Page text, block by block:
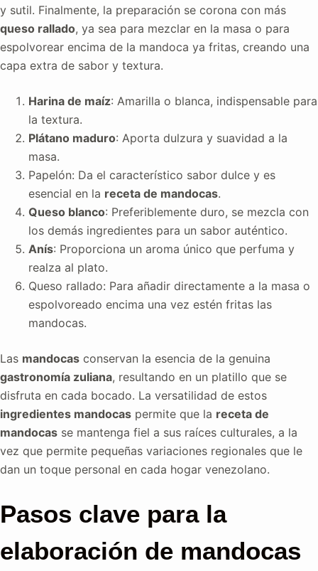
y sutil. Finalmente, la preparación se corona con más
queso rallado, ya sea para mezclar en la masa o para
espolvorear encima de la mandoca ya fritas, creando una
capa extra de sabor y textura.
Harina de maíz: Amarilla o blanca, indispensable para
la textura.
Plátano maduro: Aporta dulzura y suavidad a la
masa.
Papelón: Da el característico sabor dulce y es
esencial en la receta de mandocas.
Queso blanco: Preferiblemente duro, se mezcla con
los demás ingredientes para un sabor auténtico.
Anís: Proporciona un aroma único que perfuma y
realza al plato.
Queso rallado: Para añadir directamente a la masa o
espolvoreado encima una vez estén fritas las
mandocas.
Las mandocas conservan la esencia de la genuina
gastronomía zuliana, resultando en un platillo que se
disfruta en cada bocado. La versatilidad de estos
ingredientes mandocas permite que la receta de
mandocas se mantenga fiel a sus raíces culturales, a la
vez que permite pequeñas variaciones regionales que le
dan un toque personal en cada hogar venezolano.
Pasos clave para la
elaboración de mandocas